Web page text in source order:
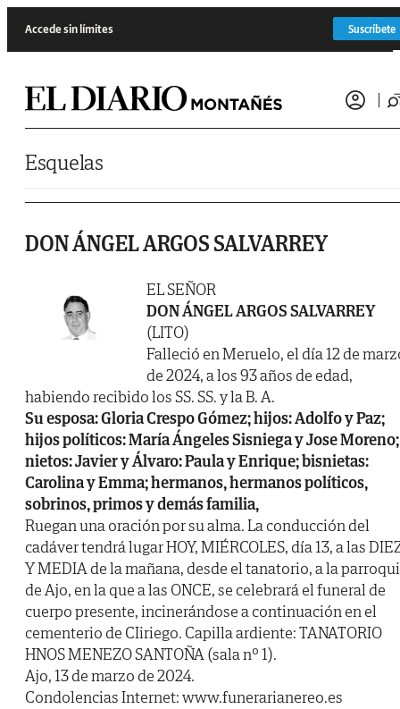
Accede sin límites Suscríbete
Esquelas
DON ÁNGEL ARGOS SALVARREY
EL SEÑOR
DON ÁNGEL ARGOS SALVARREY
(LITO)
Falleció en Meruelo, el día 12 de
de 2024, a los 93 años de edad,
habiendo recibido los SS. SS. y la B. A.
Su esposa: Gloria Crespo Gómez; hijos: Adolfo y Paz;
hijos políticos: María Ángeles Sisniega y Jose Moreno;
nietos: Javier y Álvaro: Paula y Enrique; bisnietas:
Carolina y Emma; hermanos, hermanos políticos,
sobrinos, primos y demás familia,
Ruegan una oración por su alma. La conducción del
cadáver tendrá lugar HOY, MIÉRCOLES, día 13, a las
Y MEDIA de la mañana, desde el tanatorio, a la
de Ajo, en la que a las ONCE, se celebrará el funeral de
cuerpo presente, incinerándose a continuación en el
cementerio de CIiriego. Capilla ardiente: TANATORIO
HNOS MENEZO SANTOÑA (sala nº 1).
Ajo, 13 de marzo de 2024.
Condolencias Internet: www.funerarianereo.es